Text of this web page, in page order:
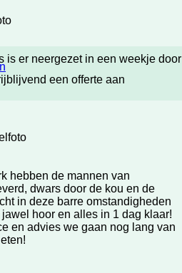
een offerte aan
is er neergezet in een weekje door
hebben de mannen van
dwars door de kou en de
in deze barre omstandigheden
hoor en alles in 1 dag klaar!
en advies we gaan nog lang van